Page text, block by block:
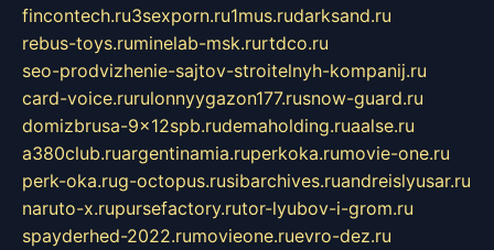
fincontech.ru3sexporn.ru1mus.rudarksand.ru
rebus-toys.ruminelab-msk.rurtdco.ru
seo-prodvizhenie-sajtov-stroitelnyh-kompanij.ru
card-voice.rurulonnyygazon177.rusnow-guard.ru
domizbrusa-9x12spb.rudemaholding.ruaalse.ru
a380club.ruargentinamia.ruperkoka.rumovie-one.ru
perk-oka.rug-octopus.rusibarchives.ruandreislyusar.ru
naruto-x.rupursefactory.rutor-lyubov-i-grom.ru
spayderhed-2022.rumovieone.ruevro-dez.ru